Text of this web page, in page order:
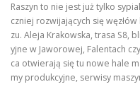
Raszyn to nie jest już tylko
czniej rozwijających się
zu. Aleja Krakowska, trasa S8,
yjne w Jaworowej, Falentach
ca otwierają się tu nowe hale
my produkcyjne, serwisy